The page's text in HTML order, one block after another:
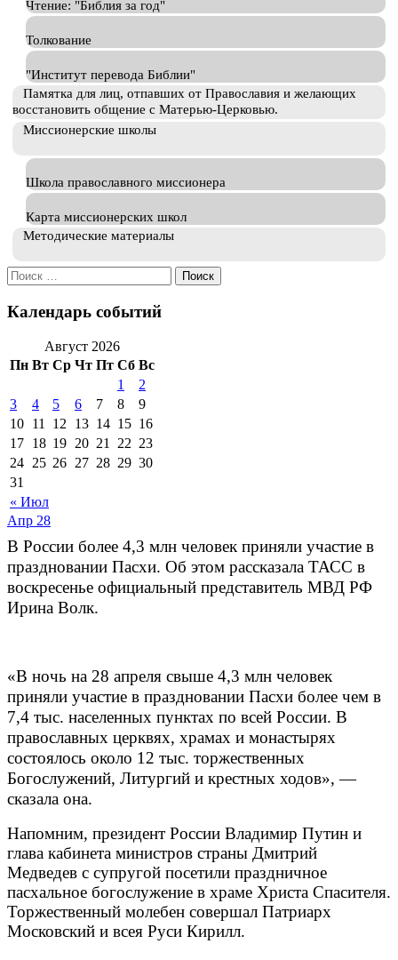
Чтение: "Библия за год"
Толкование
"Институт перевода Библии"
Памятка для лиц, отпавших от Православия и желающих
восстановить общение с Матерью-Церковью.
Миссионерские школы
Школа православного миссионера
Карта миссионерских школ
Методические материалы
Искать:
Календарь событий
Август 2026
Пн Вт Ср Чт Пт Сб Вс
« Июл
1
2
3
4 5 6 7 8
9
10 11 12 13 14 15 16
17 18 19 20 21 22 23
24 25 26 27 28 29 30
31
Апр 28
В России более 4,3 млн человек приняли участие в
праздновании Пасхи. Об этом рассказала ТАСС в
воскресенье официальный представитель МВД РФ
Ирина Волк.
«В ночь на 28 апреля свыше 4,3 млн человек
приняли участие в праздновании Пасхи более чем в
7,4 тыс. населенных пунктах по всей России. В
православных церквях, храмах и монастырях
состоялось около 12 тыс. торжественных
Богослужений, Литургий и крестных ходов», —
сказала она.
Напомним, президент России Владимир Путин и
глава кабинета министров страны Дмитрий
Медведев с супругой посетили праздничное
пасхальное богослужение в храме Христа Спасителя.
Торжественный молебен совершал Патриарх
Московский и всея Руси Кирилл.